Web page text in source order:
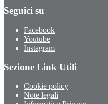
Seguici su
Facebook
Youtube
Instagram
Sezione Link Utili
Cookie policy
Note legali